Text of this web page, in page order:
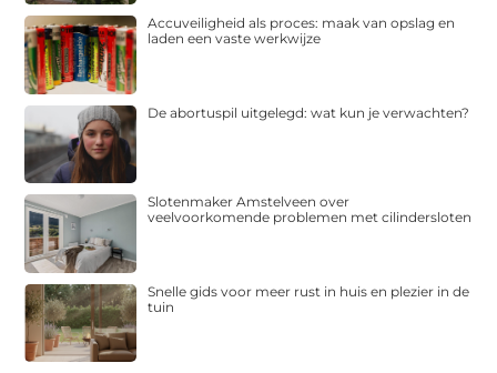
Accuveiligheid als proces: maak van opslag en
laden een vaste werkwijze
De abortuspil uitgelegd: wat kun je verwachten?
Slotenmaker Amstelveen over
veelvoorkomende problemen met cilindersloten
Snelle gids voor meer rust in huis en plezier in de
tuin